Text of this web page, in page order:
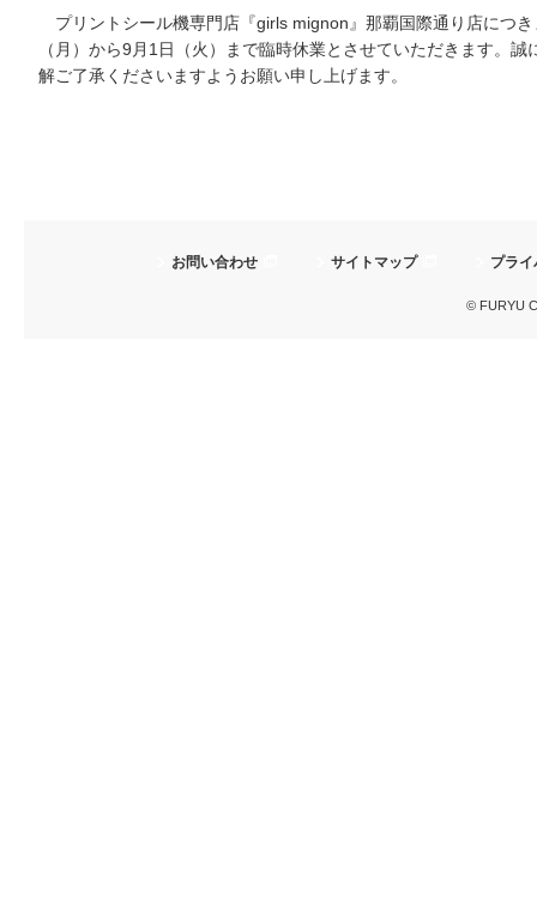
プリントシール機専門店『girls mignon』那覇国際通り店につ
（月）から9月1日（火）まで臨時休業とさせていただきます。
解ご了承くださいますようお願い申し上げます。
お問い合わせ サイトマップ プラ
© FURYU